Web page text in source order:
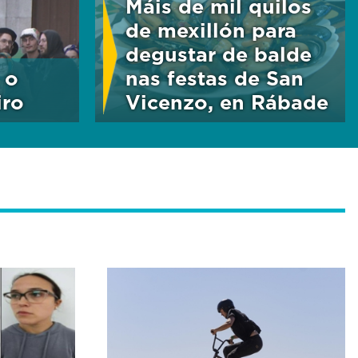
o
Máis de mil quilos
de mexillón para
degustar de balde
nas festas de San
Vicenzo, en Rábade